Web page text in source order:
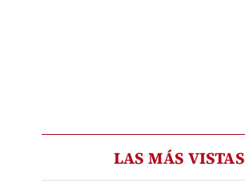
LAS MÁS VISTAS